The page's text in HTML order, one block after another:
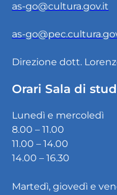
as-go@cultura.gov.it
as-
Direzione dott.
Orari Sala di
Lunedì e mercoledì
8.00 – 11.00
11.00 – 14.00
14.00 – 16.30
Martedì, giovedì e